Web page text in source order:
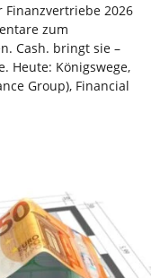
2026
zum
Cash. bringt sie –
Heute: Königswege,
Group), Financial